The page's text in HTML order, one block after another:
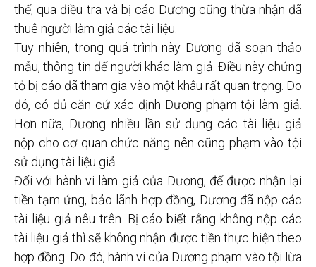
thể, qua điều tra và bị cáo Dương cũng thừa nhận đã
thuê người làm giả các tài liệu.
Tuy nhiên, trong quá trình này Dương đã soạn thảo
mẫu, thông tin để người khác làm giả. Điều này chứng
tỏ bị cáo đã tham gia vào một khâu rất quan trọng. Do
đó, có đủ căn cứ xác định Dương phạm tội làm giả.
Hơn nữa, Dương nhiều lần sử dụng các tài liệu giả
nộp cho cơ quan chức năng nên cũng phạm vào tội
sử dụng tài liệu giả.
Đối với hành vi làm giả của Dương, để được nhận lại
tiền tạm ứng, bảo lãnh hợp đồng, Dương đã nộp các
tài liệu giả nêu trên. Bị cáo biết rằng không nộp các
tài liệu giả thì sẽ không nhận được tiền thực hiện theo
hợp đồng. Do đó, hành vi của Dương phạm vào tội lừa